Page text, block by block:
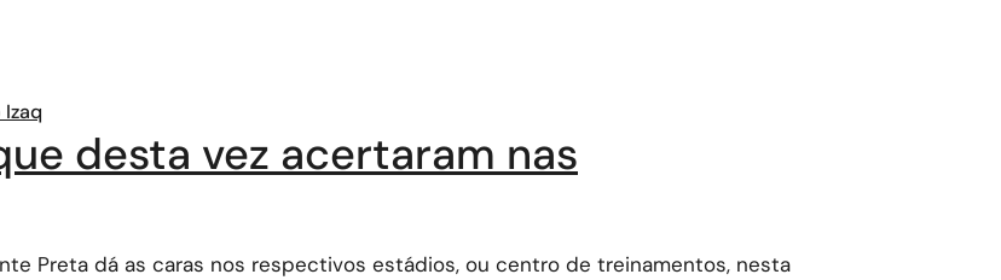
desta vez acertaram nas
Preta dá as caras nos respectivos estádios, ou centro de treinamentos, nesta